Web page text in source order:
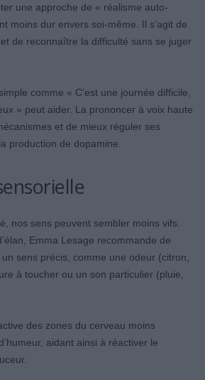
une approche de « réalisme auto-
moins dur envers soi-même. Il s’agit de
de reconnaître la difficulté sans se juger
comme « C’est une journée difficile,
» peut aider. La prononcer à voix haute
et de mieux réguler ses
production de dopamine.
nos sens peuvent sembler moins vifs.
Emma Lesage recommande de
sens précis, comme une odeur (citron,
à toucher ou un son particulier (pluie,
des zones du cerveau moins
aidant ainsi à réactiver le